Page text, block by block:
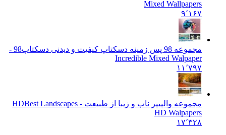
Mixed Wallpapers
۹٬۱۶۷
مجموعه 98 پس زمینه دسکتاپ کیفیت و دیدنی دسکتاپ
98 -
Incredible Mixed Walpaper
۱۱٬۷۹۷
مجموعه والپیپر ناب و زیبا از طبیعت - HD Best Landscapes
HD Walpapers
۱۷٬۳۲۸